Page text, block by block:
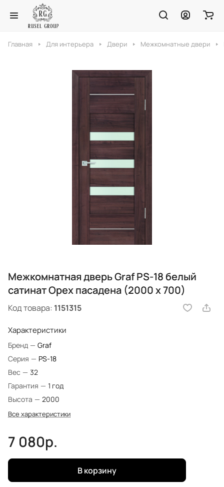
Главная Для интерьера Двери Межкомнатные двери
Межкомнатная дверь Graf PS-18 белый
сатинат Орех пасадена (2000 х 700)
Код товара: 1151315
Характеристики
Бренд — Graf
Серия — PS-18
Вес — 32
Гарантия — 1 год
Высота — 2000
Все характеристики
7 080р.
В корзину